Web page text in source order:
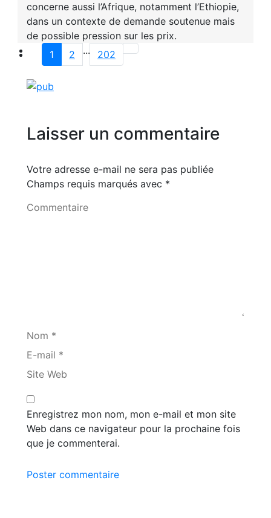
concerne aussi l’Afrique, notamment l’Ethiopie,
dans un contexte de demande soutenue mais
de possible pression sur les prix.
1
2 ... 202
Laisser un commentaire
Votre adresse e-mail ne sera pas publiée
Champs requis marqués avec *
Commentaire
Nom *
E-mail *
Site Web
Enregistrez mon nom, mon e-mail et mon site
Web dans ce navigateur pour la prochaine fois
que je commenterai.
Poster commentaire